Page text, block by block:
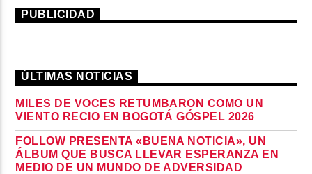
PUBLICIDAD
ÚLTIMAS NOTICIAS
MILES DE VOCES RETUMBARON COMO UN
VIENTO RECIO EN BOGOTÁ GÓSPEL 2026
FOLLOW PRESENTA «BUENA NOTICIA», UN
ÁLBUM QUE BUSCA LLEVAR ESPERANZA EN
MEDIO DE UN MUNDO DE ADVERSIDAD